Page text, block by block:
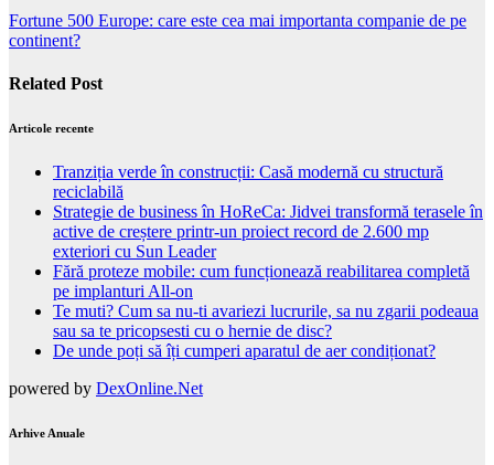
Fortune 500 Europe: care este cea mai importanta companie de pe
continent?
Related Post
Articole recente
Tranziția verde în construcții: Casă modernă cu structură
reciclabilă
Strategie de business în HoReCa: Jidvei transformă terasele în
active de creștere printr-un proiect record de 2.600 mp
exteriori cu Sun Leader
Fără proteze mobile: cum funcționează reabilitarea completă
pe implanturi All-on
Te muti? Cum sa nu-ti avariezi lucrurile, sa nu zgarii podeaua
sau sa te pricopsesti cu o hernie de disc?
De unde poți să îți cumperi aparatul de aer condiționat?
powered by DexOnline.Net
Arhive Anuale